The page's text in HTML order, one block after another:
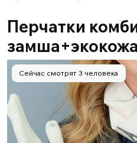
Перчатки
Сейчас смотрят 3 человека